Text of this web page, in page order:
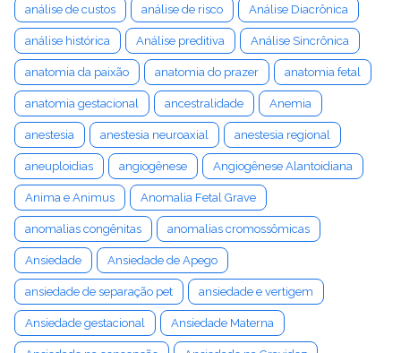
análise de custos análise de risco Análise Diacrônica
análise histórica Análise preditiva Análise Sincrônica
anatomia da paixão anatomia do prazer anatomia fetal
anatomia gestacional ancestralidade Anemia
anestesia anestesia neuroaxial anestesia regional
aneuploidias angiogênese Angiogênese Alantoidiana
Anima e Animus Anomalia Fetal Grave
anomalias congênitas anomalias cromossômicas
Ansiedade Ansiedade de Apego
ansiedade de separação pet ansiedade e vertigem
Ansiedade gestacional Ansiedade Materna